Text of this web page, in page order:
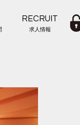
RECRUIT
求人情報